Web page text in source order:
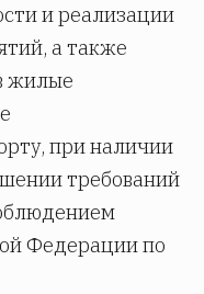
и реализации
а также
жилые
при наличии
требований
Федерации по